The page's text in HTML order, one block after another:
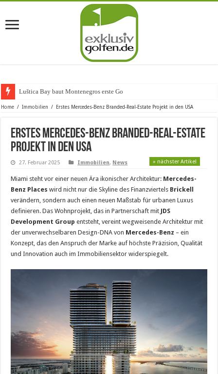
Luštica Bay baut Montenegros erste Golf-Communi
Home / Immobilien / Erstes Mercedes-Benz Branded-Real-Estate Projekt in den USA
Erstes Mercedes-Benz Branded-Real-Estate
Projekt in den USA
27. Februar 2025 Immobilien, News » nächster Artikel
Miami steht vor einer neuen Ära ikonischer Architektur: Mercedes-
Benz Places wird nicht nur die Skyline des Finanzviertels Brickell
verändern, sondern auch einen neuen Maßstab für urbanen Luxus
definieren. Das Wohnprojekt, das in Partnerschaft mit JDS
Development Group entsteht, vereint wegweisende Architektur mit
der unverwechselbaren Design-DNA von Mercedes-Benz – ein
Konzept, das den Anspruch der Marke auf höchste Präzision, Qualität
und Innovation auch im Immobiliensektor widerspiegelt.